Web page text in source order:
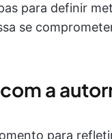
para definir
se
a
para